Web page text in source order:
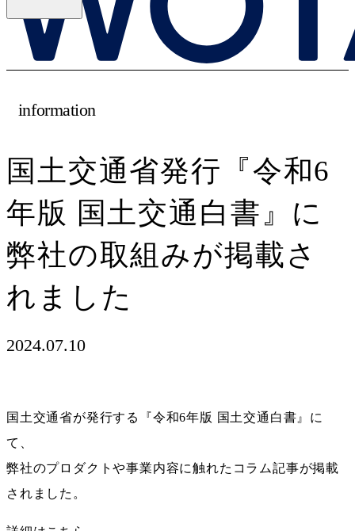
information
国土交通省発行『令和6
年版 国土交通白書』に
弊社の取組みが掲載さ
れました
2024.07.10
国土交通省が発行する『令和6年版 国土交通白書』に
て、
弊社のプロダクトや事業内容に触れたコラム記事が掲載
されました。